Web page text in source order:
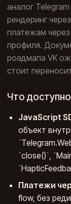
аналог
рендеринг
платежам
профиля.
роадмапа VK
стоит
Что
JavaScript
объект
`close()`,
Платежи
flow, без